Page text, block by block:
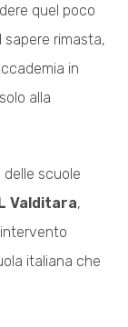
quel poco
sapere rimasta,
in
alla
delle scuole
Valditara,
italiana che